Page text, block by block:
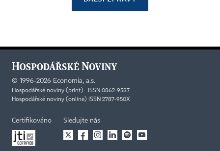
© 1996-2026 Economia, a.s.
Hospodářské noviny (print) ISSN 0862-9587
Hospodářské noviny (online) ISSN 2787-950X
Certifikováno Sledujte nás